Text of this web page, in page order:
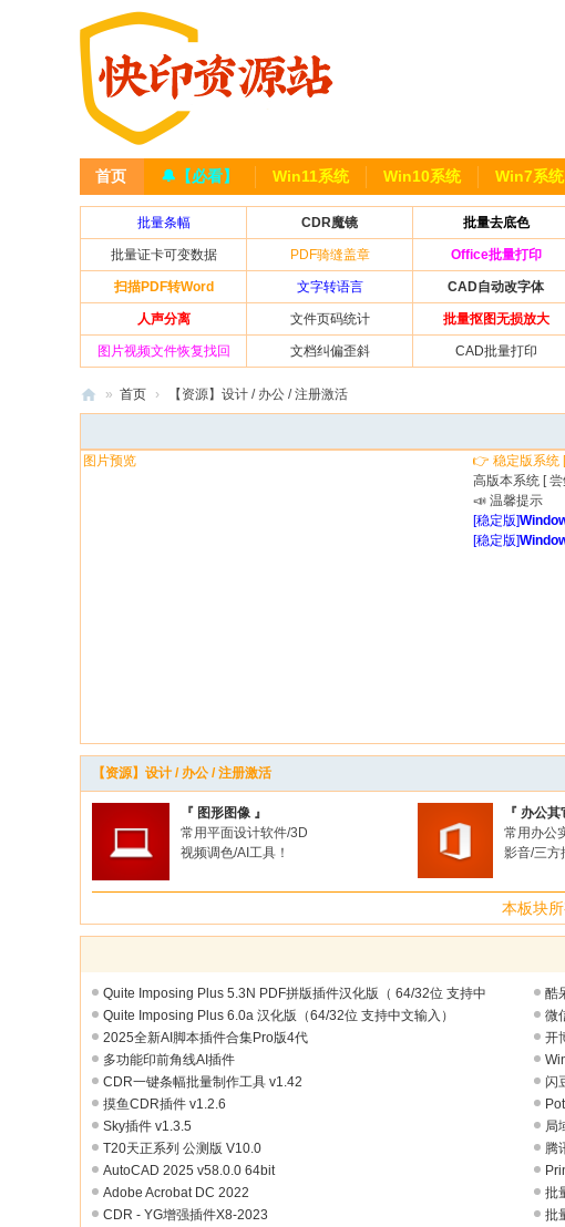
首页 🔔【必看】 Win11系统 Win10系统 Win7系统
批量条幅 CDR魔镜 批量去底色
批量证卡可变数据 PDF骑缝盖章 Office批量打印
扫描PDF转Word 文字转语言 CAD自动改字体
人声分离 文件页码统计 批量抠图无损放大
图片视频文件恢复找回 文档纠偏歪斜 CAD批量打印
闪
系
件
_
告
件
» 首页 › 【资源】设计 / 办公 / 注册激活
图片预览
👉 稳定版系统
高版本系统 [ 尝
📣 温馨提示
[稳定版]
[稳定版]
【资源】设计 / 办公 / 注册激活
『 图形图像 』
常用平面设计软件/3D
视频调色/AI工具！
『 办公其
常用办公
影音/三方
本板块
Quite Imposing Plus 5.3N PDF拼版插件汉化版（ 64/32位 支持中
Quite Imposing Plus 6.0a 汉化版（64/32位 支持中文输入）
2025全新AI脚本插件合集Pro版4代
多功能印前角线AI插件
CDR一键条幅批量制作工具 v1.42
摸鱼CDR插件 v1.2.6
Sky插件 v1.3.5
T20天正系列 公测版 V10.0
AutoCAD 2025 v58.0.0 64bit
Adobe Acrobat DC 2022
CDR - YG增强插件X8-2023
酷
微
开
闪
局
腾
批
批